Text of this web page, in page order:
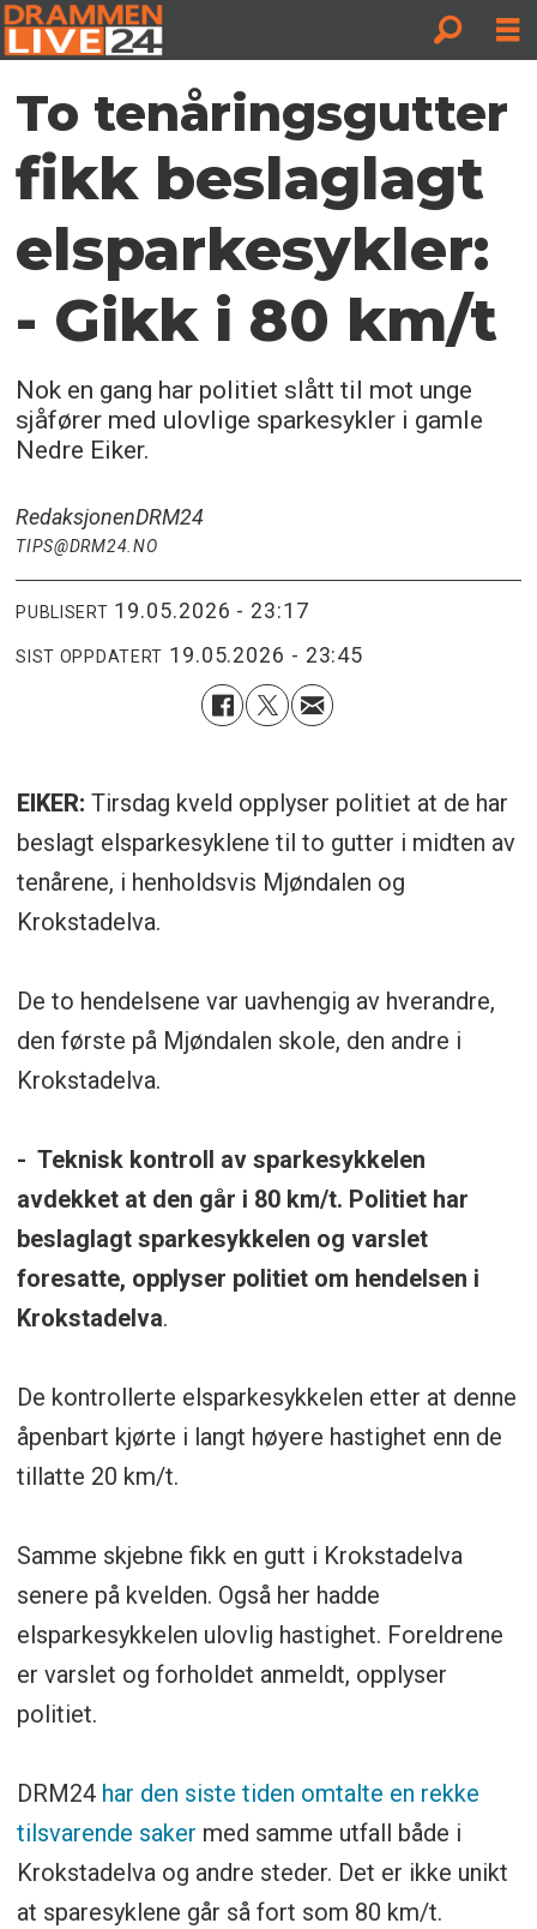
To tenåringsgutter
fikk beslaglagt
elsparkesykler:
- Gikk i 80 km/t
Nok en gang har politiet slått til mot unge
sjåfører med ulovlige sparkesykler i gamle
Nedre Eiker.
RedaksjonenDRM24
TIPS@DRM24.NO
PUBLISERT 19.05.2026 - 23:17
SIST OPPDATERT 19.05.2026 - 23:45
EIKER: Tirsdag kveld opplyser politiet at de har
beslagt elsparkesyklene til to gutter i midten av
tenårene, i henholdsvis Mjøndalen og
Krokstadelva.
De to hendelsene var uavhengig av hverandre,
den første på Mjøndalen skole, den andre i
Krokstadelva.
- Teknisk kontroll av sparkesykkelen
avdekket at den går i 80 km/t. Politiet har
beslaglagt sparkesykkelen og varslet
foresatte, opplyser politiet om hendelsen i
Krokstadelva.
De kontrollerte elsparkesykkelen etter at denne
åpenbart kjørte i langt høyere hastighet enn de
tillatte 20 km/t.
Samme skjebne fikk en gutt i Krokstadelva
senere på kvelden. Også her hadde
elsparkesykkelen ulovlig hastighet. Foreldrene
er varslet og forholdet anmeldt, opplyser
politiet.
DRM24 har den siste tiden omtalte en rekke
tilsvarende saker med samme utfall både i
Krokstadelva og andre steder. Det er ikke unikt
at sparesyklene går så fort som 80 km/t.